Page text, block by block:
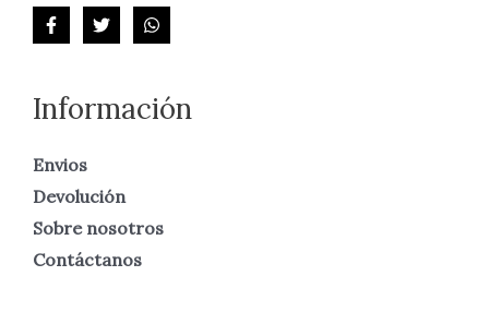
Información
Envios
Devolución
Sobre nosotros
Contáctanos